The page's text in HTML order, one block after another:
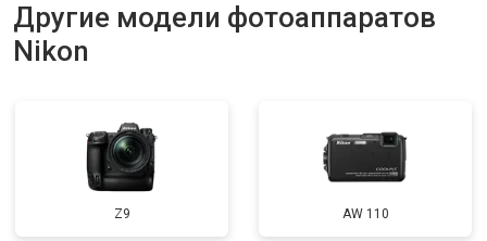
Другие модели фотоаппаратов
Nikon
Z9 AW 110